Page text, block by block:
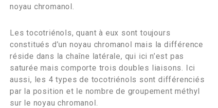
noyau chromanol.
Les tocotriénols, quant à eux sont toujours
constitués d’un noyau chromanol mais la différence
réside dans la chaîne latérale, qui ici n’est pas
saturée mais comporte trois doubles liaisons. Ici
aussi, les 4 types de tocotriénols sont différenciés
par la position et le nombre de groupement méthyl
sur le noyau chromanol.